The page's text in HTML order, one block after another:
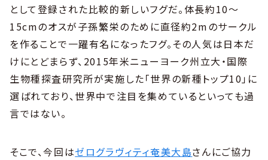
として登録された比較的新しいフグだ。体長約10〜
15cmのオスが子孫繁栄のために直径約2mのサークル
を作ることで一躍有名になったフグ。その人気は日本だ
けにとどまらず、2015年米ニューヨーク州立大・国際
生物種探査研究所が実施した「世界の新種トップ10」に
選ばれており、世界中で注目を集めているといっても過
言ではない。
そこで、今回はゼログラヴィティ奄美大島さんにご協力